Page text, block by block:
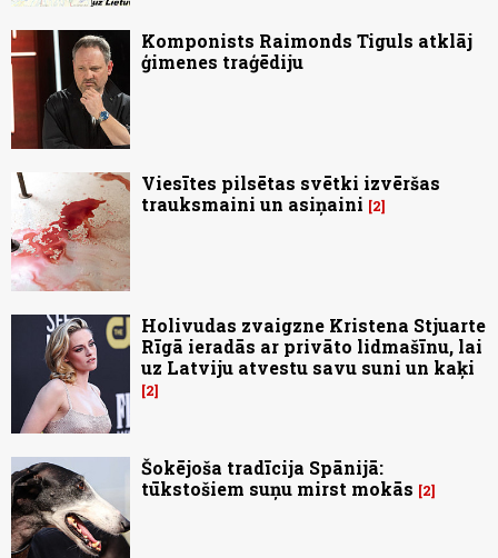
Komponists Raimonds Tiguls atklāj
ģimenes traģēdiju
Viesītes pilsētas svētki izvēršas
trauksmaini un asiņaini
2
Holivudas zvaigzne Kristena Stjuarte
Rīgā ieradās ar privāto lidmašīnu, lai
uz Latviju atvestu savu suni un kaķi
2
Šokējoša tradīcija Spānijā:
tūkstošiem suņu mirst mokās
2